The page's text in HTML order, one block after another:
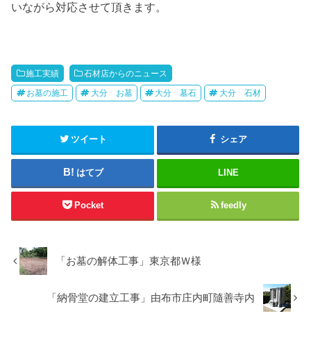
いながら対応させて頂きます。
施工実績 石材店からのニュース
お墓の施工 大分 お墓 大分 墓石 大分 石材
ツイート シェア
はてブ LINE
Pocket feedly
「お墓の解体工事」東京都Ｗ様
「納骨堂の建立工事」由布市庄内町隨善寺内